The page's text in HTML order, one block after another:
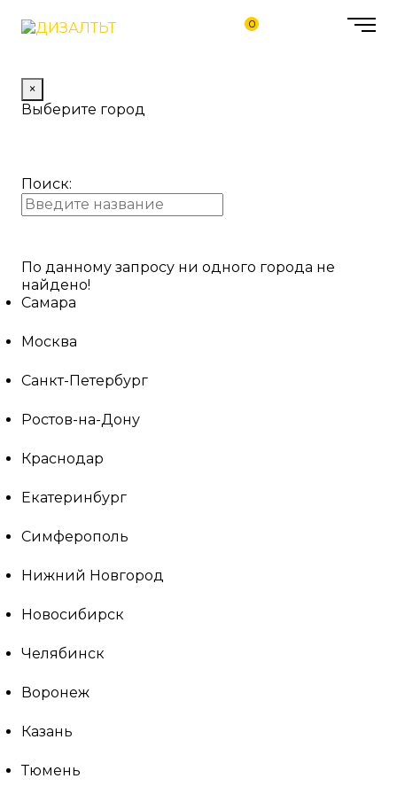
0
×
Выберите город
Поиск:
По данному запросу ни одного города не
найдено!
Самара
Москва
Санкт-Петербург
Ростов-на-Дону
Краснодар
Екатеринбург
Симферополь
Нижний Новгород
Новосибирск
Челябинск
Воронеж
Казань
Тюмень